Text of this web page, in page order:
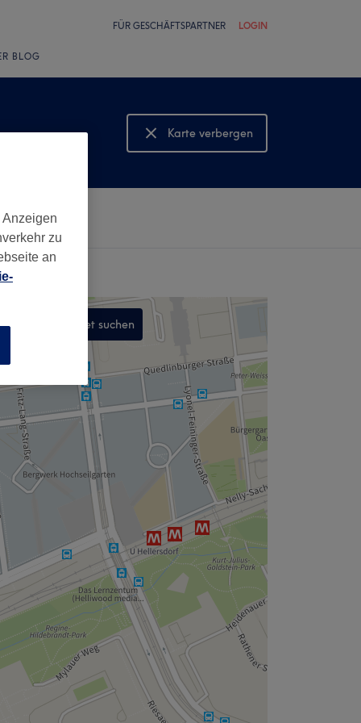
FÜR GESCHÄFTSPARTNER LOGIN
BLOG
Karte verbergen
Karte anzeigen
In diesem Gebiet suchen
zu
an